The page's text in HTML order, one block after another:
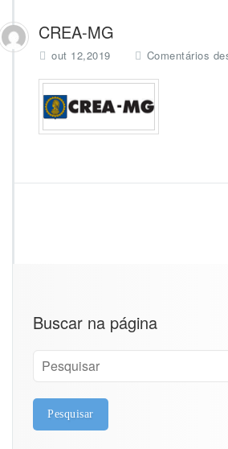
CREA-MG
out 12,2019 Comentários
Buscar na página